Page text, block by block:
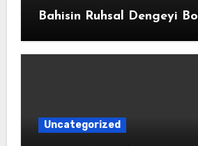
Bahisin Ruhsal Dengeyi
Uncategorized